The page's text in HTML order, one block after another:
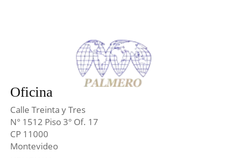
Oficina
Calle Treinta y Tres
N° 1512 Piso 3° Of. 17
CP 11000
Montevideo